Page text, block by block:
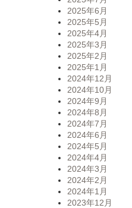
2025年6月
2025年5月
2025年4月
2025年3月
2025年2月
2025年1月
2024年12月
2024年10月
2024年9月
2024年8月
2024年7月
2024年6月
2024年5月
2024年4月
2024年3月
2024年2月
2024年1月
2023年12月